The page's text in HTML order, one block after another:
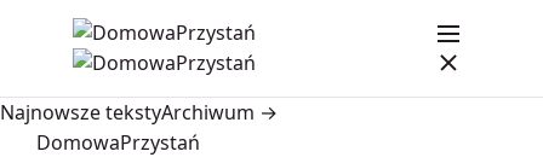
Najnowsze tekstyArchiwum →
DomowaPrzystań